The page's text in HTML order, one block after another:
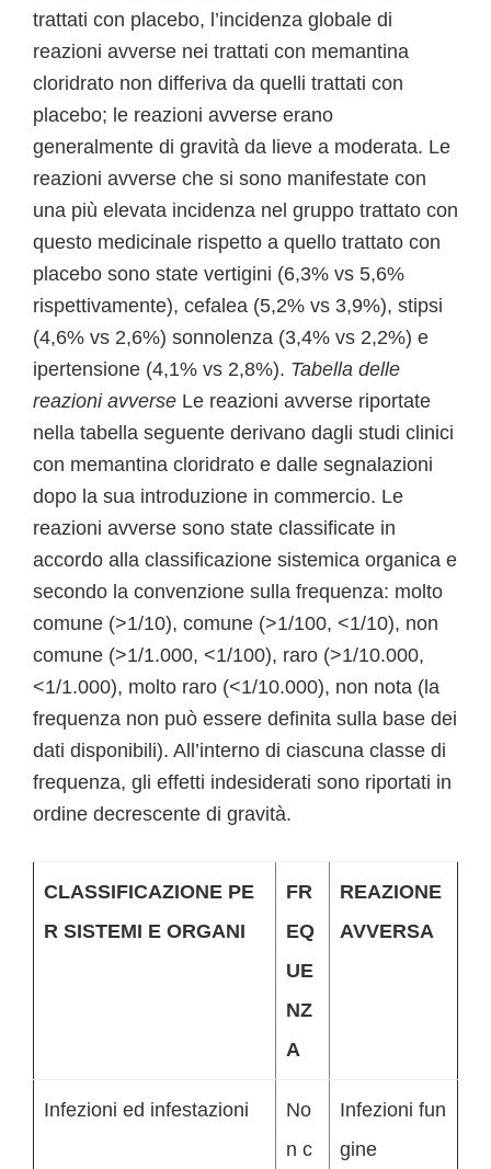
trattati con placebo, l’incidenza globale di
reazioni avverse nei trattati con memantina
cloridrato non differiva da quelli trattati con
placebo; le reazioni avverse erano
generalmente di gravità da lieve a moderata. Le
reazioni avverse che si sono manifestate con
una più elevata incidenza nel gruppo trattato con
questo medicinale rispetto a quello trattato con
placebo sono state vertigini (6,3% vs 5,6%
rispettivamente), cefalea (5,2% vs 3,9%), stipsi
(4,6% vs 2,6%) sonnolenza (3,4% vs 2,2%) e
ipertensione (4,1% vs 2,8%). Tabella delle
reazioni avverse Le reazioni avverse riportate
nella tabella seguente derivano dagli studi clinici
con memantina cloridrato e dalle segnalazioni
dopo la sua introduzione in commercio. Le
reazioni avverse sono state classificate in
accordo alla classificazione sistemica organica e
secondo la convenzione sulla frequenza: molto
comune (>1/10), comune (>1/100, <1/10), non
comune (>1/1.000, <1/100), raro (>1/10.000,
<1/1.000), molto raro (<1/10.000), non nota (la
frequenza non può essere definita sulla base dei
dati disponibili). All’interno di ciascuna classe di
frequenza, gli effetti indesiderati sono riportati in
ordine decrescente di gravità.
CLASSIFICAZIONE PE
R SISTEMI E ORGANI
FR
EQ
UE
NZ
A
REAZIONE
AVVERSA
Infezioni ed infestazioni
No
n c
Infezioni fun
gine